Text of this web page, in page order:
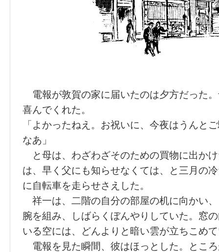
電報が敦賀の家に届いたのは夕方だった
喜んでくれた。
「よかったねえ。お祝いに、今夜はうんと
なあ」
と母は、わざわざそのための買物に出か
は、早く父にも知らせなくては、と三月の
に自転車を走らせさえした。
祥一は、二階の自分の部屋の机に向かい
腕を組み、しばらくぼんやりしていた。窓
いる空には、どんよりと暗い雲が立ちこめ
電報を見た瞬間、彼はほっとした。とこ